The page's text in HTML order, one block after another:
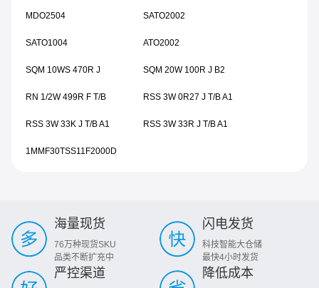
MDO2504 SATO2002
SATO1004 ATO2002
SQM 10WS 470R J SQM 20W 100R J B2
RN 1/2W 499R F T/B RSS 3W 0R27 J T/B A1
RSS 3W 33K J T/B A1 RSS 3W 33R J T/B A1
1MMF30TSS11F2000D
海量现货
76万种现货SKU
品类不断扩充中
闪电发货
科技智能大仓储
最快4小时发货
严控渠道 降低成本